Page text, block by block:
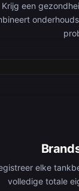
Krijg een
elke
volledige totale